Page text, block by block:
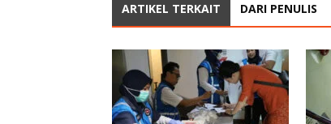
ARTIKEL TERKAIT DARI PENULIS